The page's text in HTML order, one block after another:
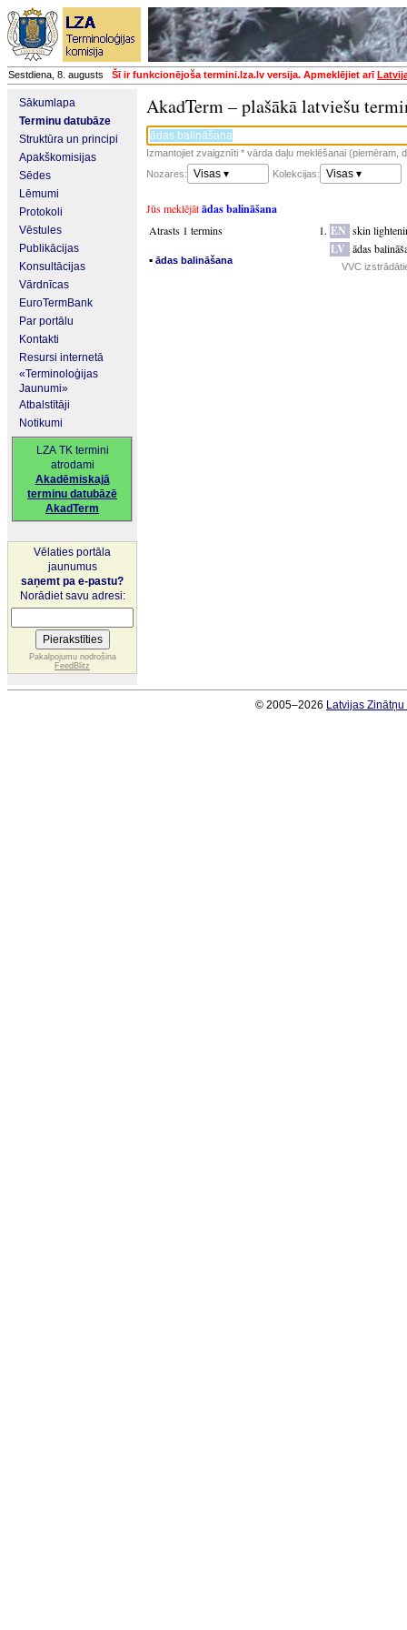
Sestdiena, 8. augusts Šī ir funkcionējoša termini.lza.lv versija. Apmeklējiet arī
Sākumlapa
Terminu datubāze
Struktūra un principi
Apakškomisijas
Sēdes
Lēmumi
Protokoli
Vēstules
Publikācijas
Konsultācijas
Vārdnīcas
EuroTermBank
Par portālu
Kontakti
Resursi internetā
«Terminoloģijas
Jaunumi»
Atbalstītāji
Notikumi
LZA TK termini
atrodami
Akadēmiskajā
terminu datubāzē
AkadTerm
Vēlaties portāla
jaunumus
saņemt pa e-pastu?
Norādiet savu adresi:
Pakalpojumu nodrošina
FeedBlitz
AkadTerm – plašākā latviešu
Izmantojiet zvaigznīti * vārda daļu meklēšanai (piemēram,
Nozares:
Visas ▾ Kolekcijas: Visas ▾
Jūs meklējātādas balināšana
Atrasts 1 termins
▪ ādas balināšana
EN skin
LV ādas
VVC
© 2005–2026 Latvijas